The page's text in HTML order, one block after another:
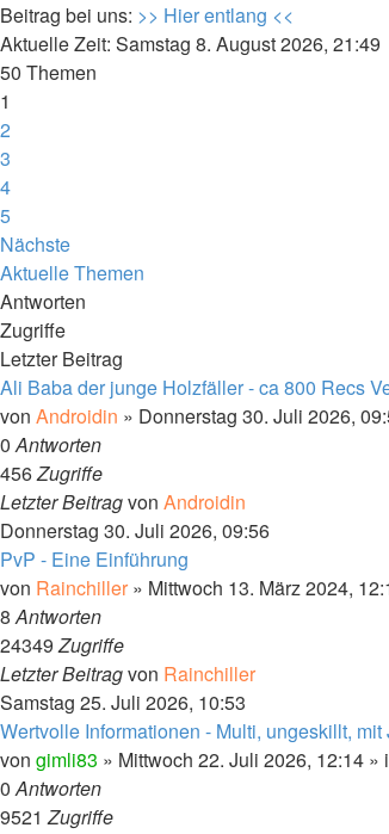
Beitrag bei uns: >> Hier entlang <<
Aktuelle Zeit: Samstag 8. August 2026, 21:49
50 Themen
1
2
3
4
5
Nächste
Aktuelle Themen
Antworten
Zugriffe
Letzter Beitrag
Ali Baba der junge Holzfäller - ca 800 Recs
von Androidin » Donnerstag 30. Juli 2026,
0Antworten
456Zugriffe
Letzter Beitragvon Androidin
Donnerstag 30. Juli 2026, 09:56
PvP - Eine Einführung
von Rainchiller » Mittwoch 13. März 2024,
8Antworten
24349Zugriffe
Letzter Beitragvon Rainchiller
Samstag 25. Juli 2026, 10:53
Wertvolle Informationen - Multi, ungeskillt,
von gimli83 » Mittwoch 22. Juli 2026, 12:14 »
0Antworten
9521Zugriffe